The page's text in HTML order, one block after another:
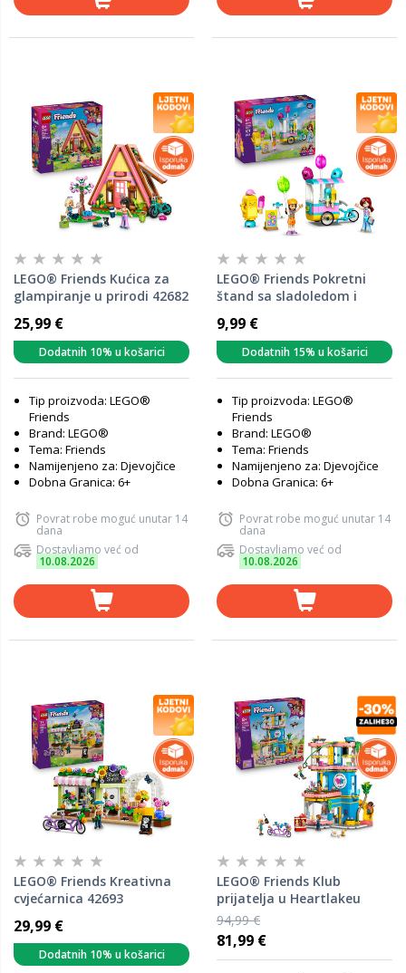
LEGO® Friends Kućica za
glampiranje u prirodi 42682
25,99 €
Dodatnih 10% u košarici
Tip proizvoda: LEGO®
Friends
Brand: LEGO®
Tema: Friends
Namijenjeno za: Djevojčice
Dobna Granica: 6+
Povrat robe moguć unutar 14
dana
Dostavljamo već od
10.08.2026
LEGO® Friends Pokretni
štand sa sladoledom i
9,99 €
Dodatnih 15% u košarici
Tip proizvoda: LEGO®
Friends
Brand: LEGO®
Tema: Friends
Namijenjeno za: Djevojčice
Dobna Granica: 6+
Povrat robe moguć unutar 14
dana
Dostavljamo već od
10.08.2026
LEGO® Friends Kreativna
cvjećarnica 42693
29,99 €
Dodatnih 10% u košarici
LEGO® Friends Klub
prijatelja u Heartlakeu
42689
94,99 €
81,99 €